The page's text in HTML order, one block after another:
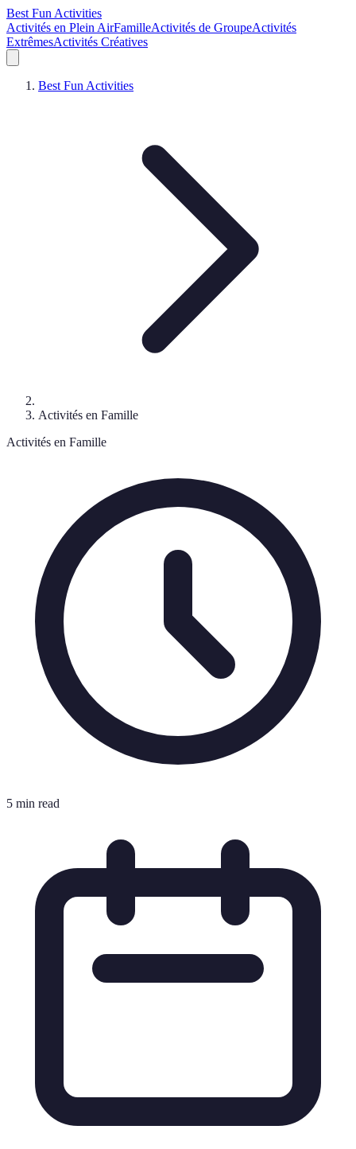
Best Fun Activities
Activités en Plein AirFamilleActivités de GroupeActivités
ExtrêmesActivités Créatives
Best Fun Activities
Activités en Famille
Activités en Famille
5 min read